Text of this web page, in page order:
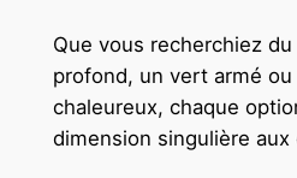
Que vous recherchiez
profond, un vert armé ou
chaleureux, chaque
dimension singulière aux